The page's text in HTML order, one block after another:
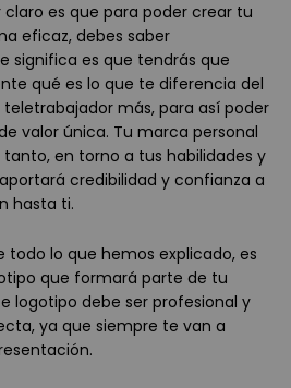
es que para poder crear tu
eficaz, debes saber
significa es que tendrás que
qué es lo que te diferencia del
más, para así poder
valor única. Tu marca personal
en torno a tus habilidades y
credibilidad y confianza a
hasta ti.
lo que hemos explicado, es
que formará parte de tu
logotipo debe ser profesional y
ya que siempre te van a